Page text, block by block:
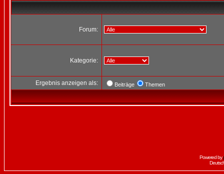
Forum:
Kategorie:
Ergebnis anzeigen als: Beiträge Themen
Powered by